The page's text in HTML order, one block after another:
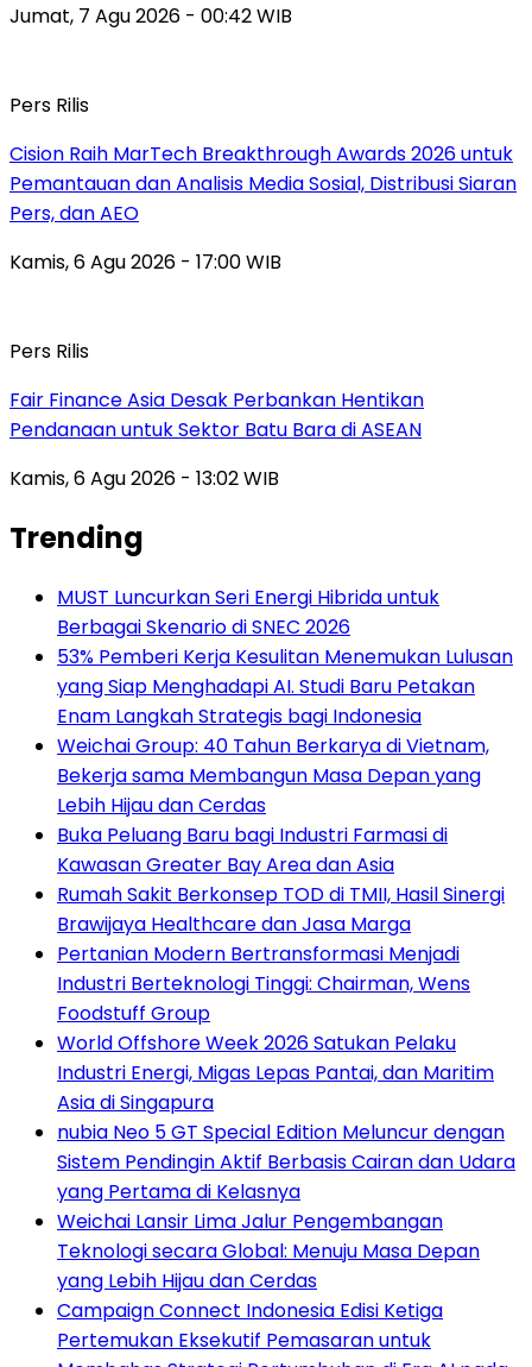
Jumat, 7 Agu 2026 - 00:42 WIB
Pers Rilis
Cision Raih MarTech Breakthrough Awards 2026 untuk
Pemantauan dan Analisis Media Sosial, Distribusi Siaran
Pers, dan AEO
Kamis, 6 Agu 2026 - 17:00 WIB
Pers Rilis
Fair Finance Asia Desak Perbankan Hentikan
Pendanaan untuk Sektor Batu Bara di ASEAN
Kamis, 6 Agu 2026 - 13:02 WIB
Trending
MUST Luncurkan Seri Energi Hibrida untuk
Berbagai Skenario di SNEC 2026
53% Pemberi Kerja Kesulitan Menemukan Lulusan
yang Siap Menghadapi AI. Studi Baru Petakan
Enam Langkah Strategis bagi Indonesia
Weichai Group: 40 Tahun Berkarya di Vietnam,
Bekerja sama Membangun Masa Depan yang
Lebih Hijau dan Cerdas
Buka Peluang Baru bagi Industri Farmasi di
Kawasan Greater Bay Area dan Asia
Rumah Sakit Berkonsep TOD di TMII, Hasil Sinergi
Brawijaya Healthcare dan Jasa Marga
Pertanian Modern Bertransformasi Menjadi
Industri Berteknologi Tinggi: Chairman, Wens
Foodstuff Group
World Offshore Week 2026 Satukan Pelaku
Industri Energi, Migas Lepas Pantai, dan Maritim
Asia di Singapura
nubia Neo 5 GT Special Edition Meluncur dengan
Sistem Pendingin Aktif Berbasis Cairan dan Udara
yang Pertama di Kelasnya
Weichai Lansir Lima Jalur Pengembangan
Teknologi secara Global: Menuju Masa Depan
yang Lebih Hijau dan Cerdas
Campaign Connect Indonesia Edisi Ketiga
Pertemukan Eksekutif Pemasaran untuk